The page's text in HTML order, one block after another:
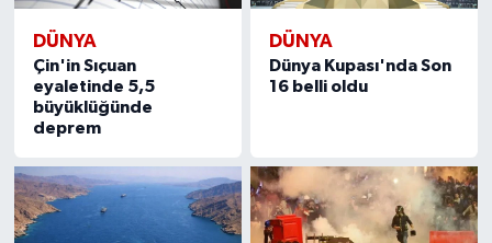
DÜNYA
Çin'in Sıçuan
eyaletinde 5,5
büyüklüğünde
deprem
DÜNYA
Dünya Kupası'nda Son
16 belli oldu